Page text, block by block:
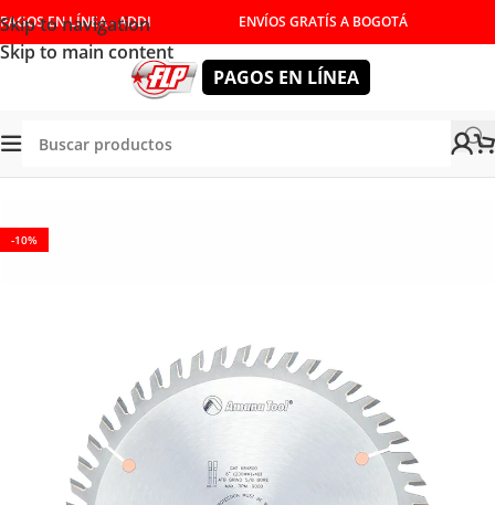
Skip to navigation
Skip to main content
PAGOS EN LÍNEA - ADDI ENVÍOS GRATÍS A BOGOTÁ
PAGOS EN LÍNEA
HERRAMIENTAS DE CORTE MADERA
-10%